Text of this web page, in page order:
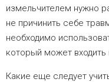
измельчителем нужно
не причинить себе
необходимо
который может входить
Какие еще следует